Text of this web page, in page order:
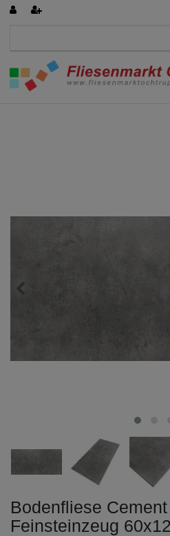
Bodenfliese
Feinsteinzeug